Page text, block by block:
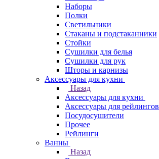
Наборы
Полки
Светильники
Стаканы и подстаканники
Стойки
Сушилки для белья
Сушилки для рук
Шторы и карнизы
Аксессуары для кухни
Назад
Аксессуары для кухни
Аксессуары для рейлингов
Посудосушители
Прочее
Рейлинги
Ванны
Назад